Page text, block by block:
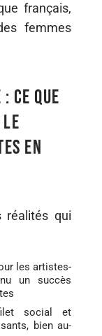
français,
femmes
ce que
le
en
réalités qui
les artistes-
un succès
social et
bien au-